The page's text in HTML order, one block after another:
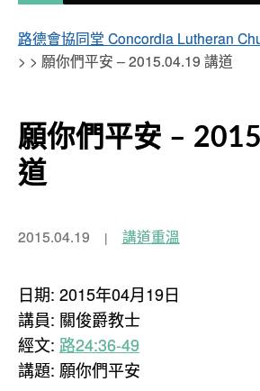
路德會協同堂 Concordia Lutheran
> > 願你們平安 – 2015.04.19 講道
願你們平安 –
道
2015.04.19 講道重溫
日期: 2015年04月19日
講員: 關俊爵教士
經文: 路24:36-49
講題: 願你們平安